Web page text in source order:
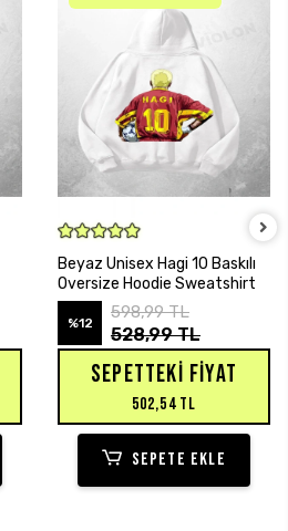
Beyaz Unisex Hagi 10 Baskılı
Oversize Hoodie Sweatshirt
%12
598,99 TL
528,99 TL
SEPETTEKI FIYAT
502,54 TL
SEPETE EKLE